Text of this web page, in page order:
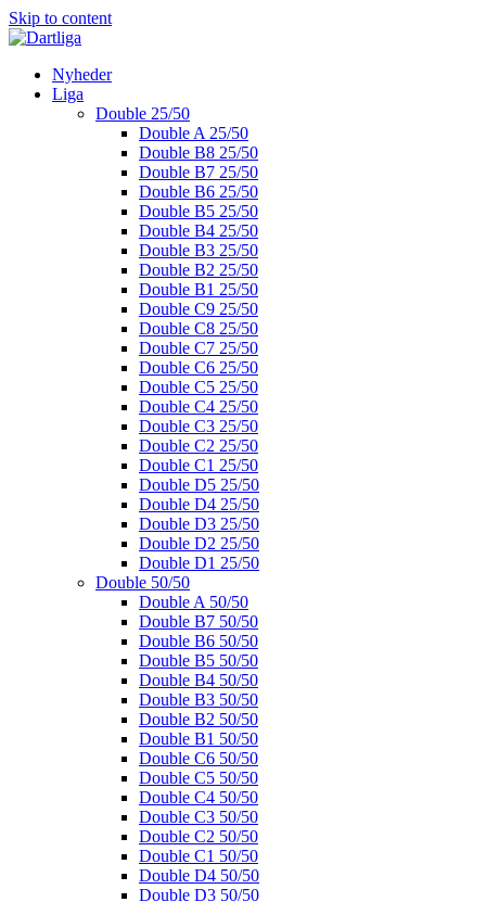
Skip to content
Nyheder
Liga
Double 25/50
Double A 25/50
Double B8 25/50
Double B7 25/50
Double B6 25/50
Double B5 25/50
Double B4 25/50
Double B3 25/50
Double B2 25/50
Double B1 25/50
Double C9 25/50
Double C8 25/50
Double C7 25/50
Double C6 25/50
Double C5 25/50
Double C4 25/50
Double C3 25/50
Double C2 25/50
Double C1 25/50
Double D5 25/50
Double D4 25/50
Double D3 25/50
Double D2 25/50
Double D1 25/50
Double 50/50
Double A 50/50
Double B7 50/50
Double B6 50/50
Double B5 50/50
Double B4 50/50
Double B3 50/50
Double B2 50/50
Double B1 50/50
Double C6 50/50
Double C5 50/50
Double C4 50/50
Double C3 50/50
Double C2 50/50
Double C1 50/50
Double D4 50/50
Double D3 50/50